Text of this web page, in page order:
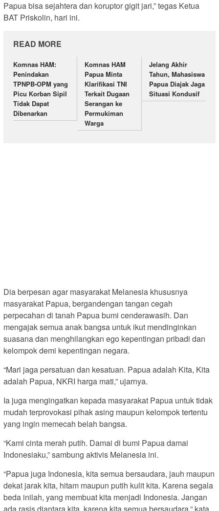
Papua bisa sejahtera dan koruptor gigit jari,” tegas Ketua
BAT Priskolin, hari ini.
READ MORE
Komnas HAM:
Penindakan
TPNPB-OPM yang
Picu Korban Sipil
Tidak Dapat
Dibenarkan
Komnas HAM
Papua Minta
Klarifikasi TNI
Terkait Dugaan
Serangan ke
Permukiman
Warga
Jelang Akhir
Tahun, Mahasiswa
Papua Diajak Jaga
Situasi Kondusif
Dia berpesan agar masyarakat Melanesia khususnya
masyarakat Papua, bergandengan tangan cegah
perpecahan di tanah Papua bumi cenderawasih. Dan
mengajak semua anak bangsa untuk ikut mendinginkan
suasana dan menghilangkan ego kepentingan pribadi dan
kelompok demi kepentingan negara.
“Mari jaga persatuan dan kesatuan. Papua adalah Kita, Kita
adalah Papua, NKRI harga mati,” ujarnya.
Ia juga mengingatkan kepada masyarakat Papua untuk tidak
mudah terprovokasi pihak asing maupun kelompok tertentu
yang ingin memecah belah bangsa.
“Kami cinta merah putih. Damai di bumi Papua damai
Indonesiaku,” sambung aktivis Melanesia ini.
“Papua juga Indonesia, kita semua bersaudara, jauh maupun
dekat jarak kita, hitam maupun putih kulit kita. Karena segala
beda inilah, yang membuat kita menjadi Indonesia. Jangan